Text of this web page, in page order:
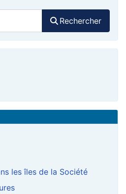
Rechercher
les îles de la Société